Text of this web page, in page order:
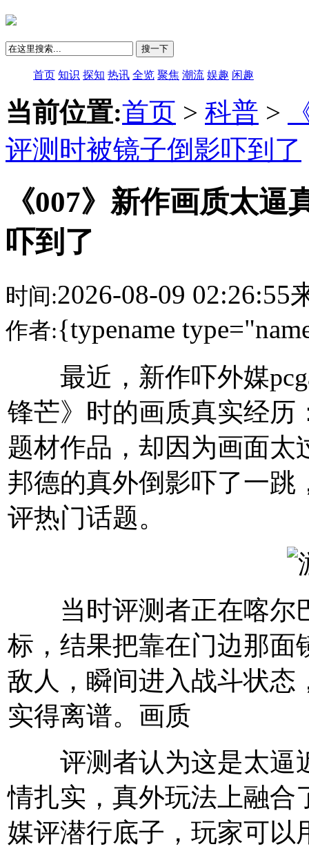
搜一下
首页 知识 探知 热讯 全览 聚焦 潮流 娱趣 闲趣
当前位置:首页 > 科普 >
评测时被镜子倒影吓到了
《007》新作画质太
吓到了
时间:2026-08-09 02:26:55
作者:{typename
最近，新作吓外媒
锋芒》时的画质真实经历
题材作品，却因为画面太
邦德的真外倒影吓了一跳
评热门话题。
当时评测者正在喀尔
标，结果把靠在门边那面
敌人，瞬间进入战斗状态
实得离谱。画质
评测者认为这是太逼
情扎实，真外玩法上融合
媒评潜行底子，玩家可以